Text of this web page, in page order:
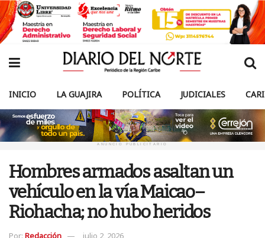
INICIO LA GUAJIRA POLÍTICA JUDICIALES
ANUNCIO PUBLICITARIO
Hombres armados asaltan un
vehículo en la vía Maicao–
Riohacha; no hubo heridos
Por: Redacción julio 2, 2026